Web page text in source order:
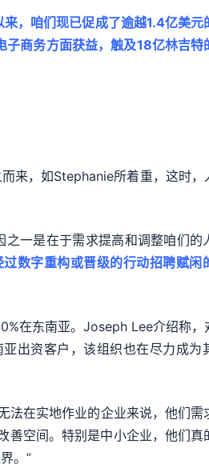
来，咱们现已促成了逾越1.4亿美元
商务方面获益，触及18亿林吉特
来，如Stephanie所着重，这时，
一是在于需求提高和调整咱们的
数字重构或晋级的行动招聘赋闲
在东南亚。Joseph Lee介绍称，
出资客户，该组织也在尽力成为
法在实地作业的企业来说，他们需
善空间。特别是中小企业，他们真
。”